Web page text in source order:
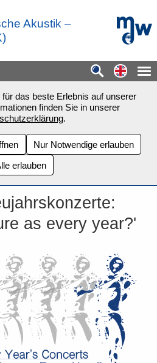
mdw -
das beste Erlebnis auf unserer
finden Sie in unserer
.
Nur Notwendige erlauben
erlauben
as every year?'